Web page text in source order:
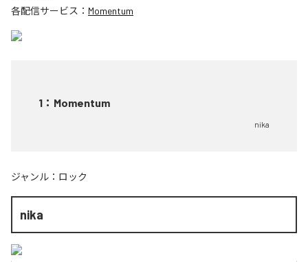
各配信サービス： Momentum
1 ： Momentum
nika
ジャンル： ロック
nika